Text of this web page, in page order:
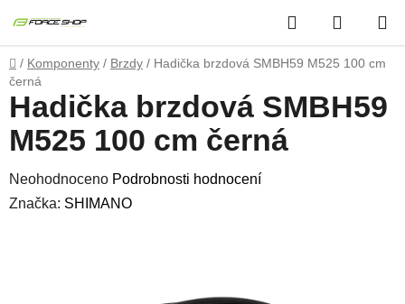
na
obsah
Hledat
KOŠÍK
Domů
/ Komponenty / Brzdy / Hadička brzdová SMBH59 M525 100 cm
černá
Hadička brzdová SMBH59
M525 100 cm černá
Průměrné
hodnocení
Neohodnoceno Podrobnosti hodnocení
Značka: SHIMANO